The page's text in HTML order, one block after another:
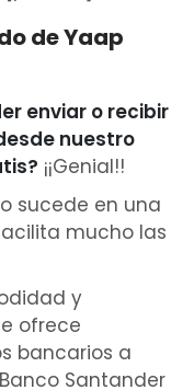
de Yaap
enviar o recibir
nuestro
¡¡Genial!!
sucede en una
mucho las
y
ofrece
bancarios a
Santander